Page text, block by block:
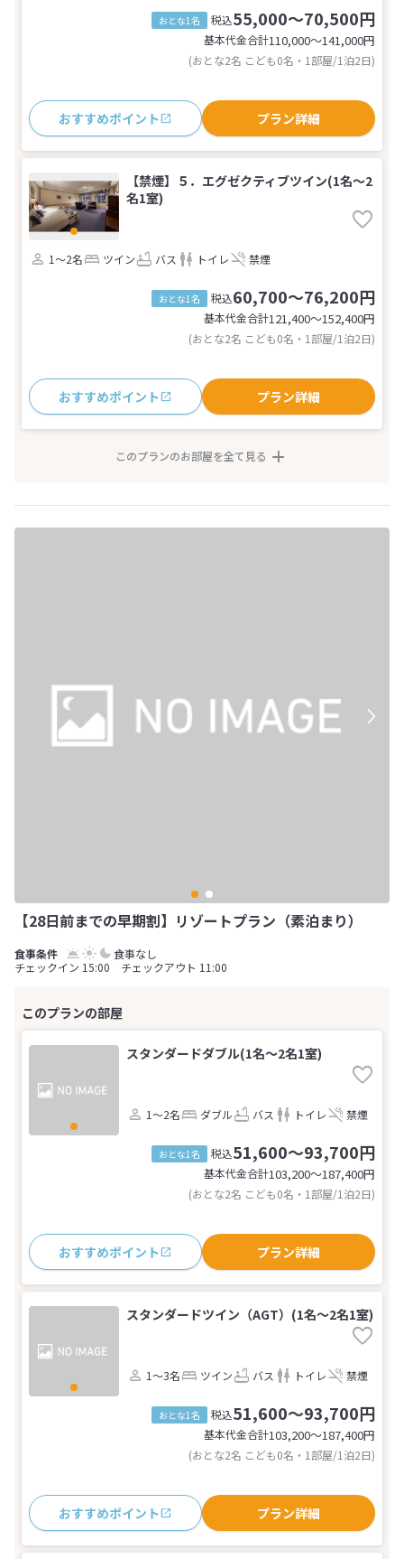
おとな1名 税込55,000～70,500円
基本代金合計110,000〜141,000円
(おとな2名 こども0名・1部屋/1泊2日)
おすすめポイント プラン詳細
【禁煙】５．エグゼクティブツイン(1名～2
名1室)
1～2名 ツイン バス トイレ 禁煙
おとな1名 税込60,700～76,200円
基本代金合計121,400〜152,400円
(おとな2名 こども0名・1部屋/1泊2日)
おすすめポイント プラン詳細
このプランのお部屋を全て見る
【28日前までの早期割】リゾートプラン（素泊まり）
食事なし
チェックイン 15:00 チェックアウト 11:00
スタンダードダブル(1名～2名1室)
1～2名 ダブル バス トイレ 禁煙
おとな1名 税込51,600～93,700円
基本代金合計103,200〜187,400円
(おとな2名 こども0名・1部屋/1泊2日)
おすすめポイント プラン詳細
スタンダードツイン（AGT）(1名～2名1室)
1～3名 ツイン バス トイレ 禁煙
おとな1名 税込51,600～93,700円
基本代金合計103,200〜187,400円
(おとな2名 こども0名・1部屋/1泊2日)
おすすめポイント プラン詳細